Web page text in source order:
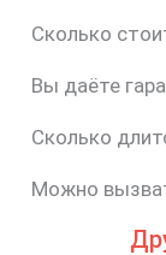
Сколько
Вы даёте
Сколько
Можно